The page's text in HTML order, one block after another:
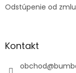
Odstúpenie od
Kontakt
obchod@